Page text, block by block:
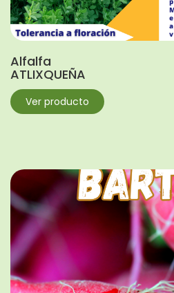
Alfalfa
ATLIXQUEÑA
Ver producto